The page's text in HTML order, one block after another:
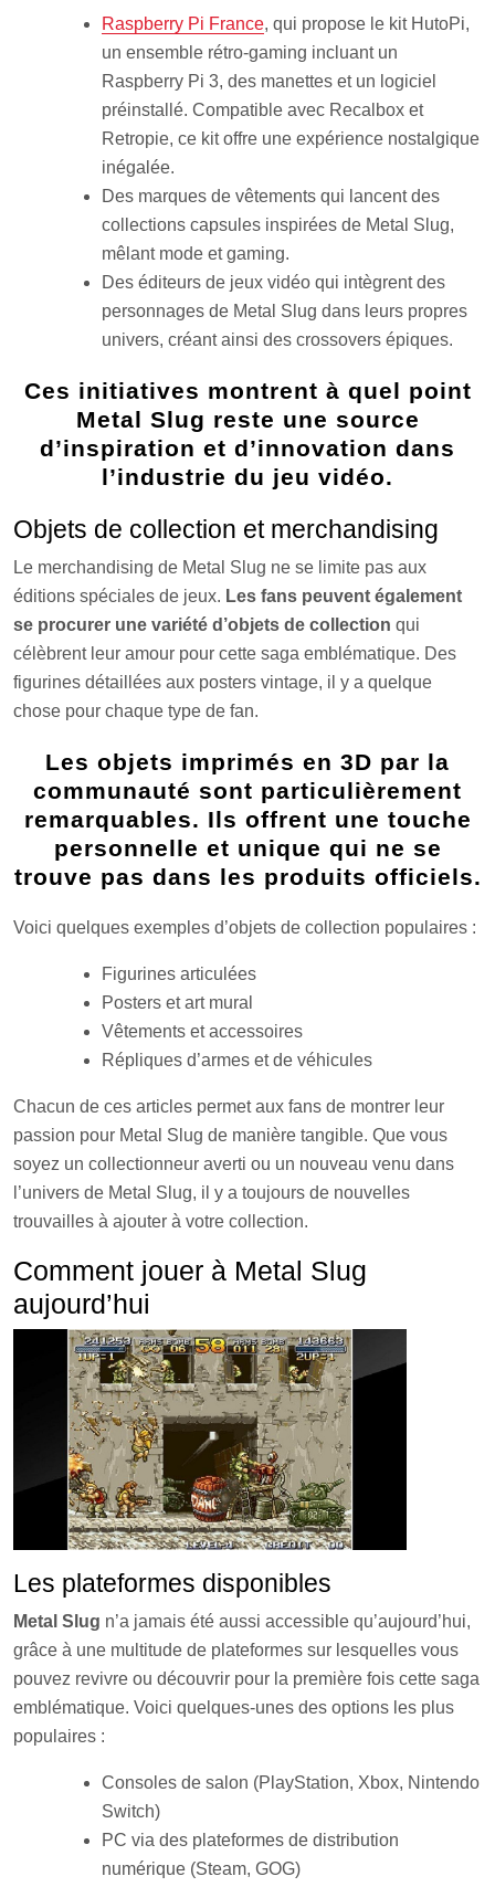
Raspberry Pi France, qui propose le kit HutoPi,
un ensemble rétro-gaming incluant un
Raspberry Pi 3, des manettes et un logiciel
préinstallé. Compatible avec Recalbox et
Retropie, ce kit offre une expérience nostalgique
inégalée.
Des marques de vêtements qui lancent des
collections capsules inspirées de Metal Slug,
mêlant mode et gaming.
Des éditeurs de jeux vidéo qui intègrent des
personnages de Metal Slug dans leurs propres
univers, créant ainsi des crossovers épiques.
Ces initiatives montrent à quel point
Metal Slug reste une source
d’inspiration et d’innovation dans
l’industrie du jeu vidéo.
Objets de collection et merchandising
Le merchandising de Metal Slug ne se limite pas aux
éditions spéciales de jeux. Les fans peuvent également
se procurer une variété d’objets de collection qui
célèbrent leur amour pour cette saga emblématique. Des
figurines détaillées aux posters vintage, il y a quelque
chose pour chaque type de fan.
Les objets imprimés en 3D par la
communauté sont particulièrement
remarquables. Ils offrent une touche
personnelle et unique qui ne se
trouve pas dans les produits officiels.
Voici quelques exemples d’objets de collection populaires :
Figurines articulées
Posters et art mural
Vêtements et accessoires
Répliques d’armes et de véhicules
Chacun de ces articles permet aux fans de montrer leur
passion pour Metal Slug de manière tangible. Que vous
soyez un collectionneur averti ou un nouveau venu dans
l’univers de Metal Slug, il y a toujours de nouvelles
trouvailles à ajouter à votre collection.
Comment jouer à Metal Slug
aujourd’hui
Les plateformes disponibles
Metal Slug n’a jamais été aussi accessible qu’aujourd’hui,
grâce à une multitude de plateformes sur lesquelles vous
pouvez revivre ou découvrir pour la première fois cette saga
emblématique. Voici quelques-unes des options les plus
populaires :
Consoles de salon (PlayStation, Xbox, Nintendo
Switch)
PC via des plateformes de distribution
numérique (Steam, GOG)